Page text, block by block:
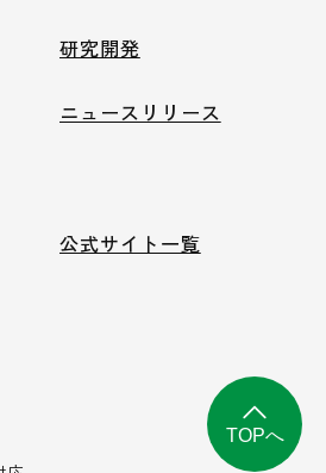
研究開発
ニュースリリース
公式サイト一覧
TOPへ